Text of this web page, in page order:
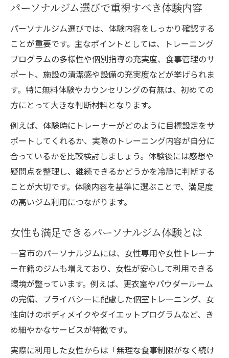
パーソナルジム選びで重視すべき体験内容
パーソナルジム選びでは、体験内容をしっかり確認する
ことが重要です。主なポイントとしては、トレーニング
プログラムの多様性や個別指導の充実度、食事管理のサ
ポート、施設の清潔感や設備の充実度などが挙げられま
す。特に無料体験やカウンセリングの有無は、初めての
方にとって大きな判断材料となります。
例えば、体験時にトレーナーがどのように目標設定をサ
ポートしてくれるか、実際のトレーニング内容が自分に
合っているかを比較検討しましょう。体験後には感想や
疑問点を整理し、継続できるかどうかを冷静に判断する
ことが大切です。体験内容を基準に選ぶことで、満足度
の高いジム利用につながります。
女性も満足できるパーソナルジム体験とは
一宮市のパーソナルジムには、女性専用や女性トレーナ
ー在籍のジムも増えており、女性が安心して利用できる
環境が整っています。例えば、更衣室やパウダールーム
の完備、プライバシーに配慮した個室トレーニング、女
性向けのボディメイクやダイエットプログラムなど、き
め細やかなサービスが特徴です。
実際に利用した女性からは「無理な食事制限がなく続け